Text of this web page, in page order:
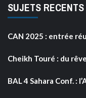
SUJETS RECENTS
CAN 2025 : entrée
Cheikh Touré : du
BAL 4 Sahara Conf. :